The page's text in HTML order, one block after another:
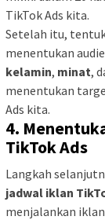
TikTok Ads kita.
Setelah itu,
menentukan
kelamin, minat,
menentukan
Ads kita.
4.
TikTok Ads
Langkah
jadwal iklan
menjalankan